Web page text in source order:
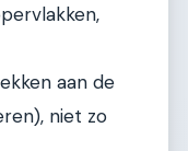
aan de
niet zo